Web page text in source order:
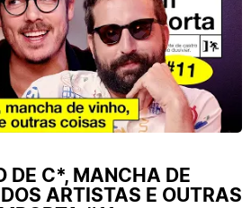
DE C*, MANCHA DE
ARTISTAS E OUTRAS